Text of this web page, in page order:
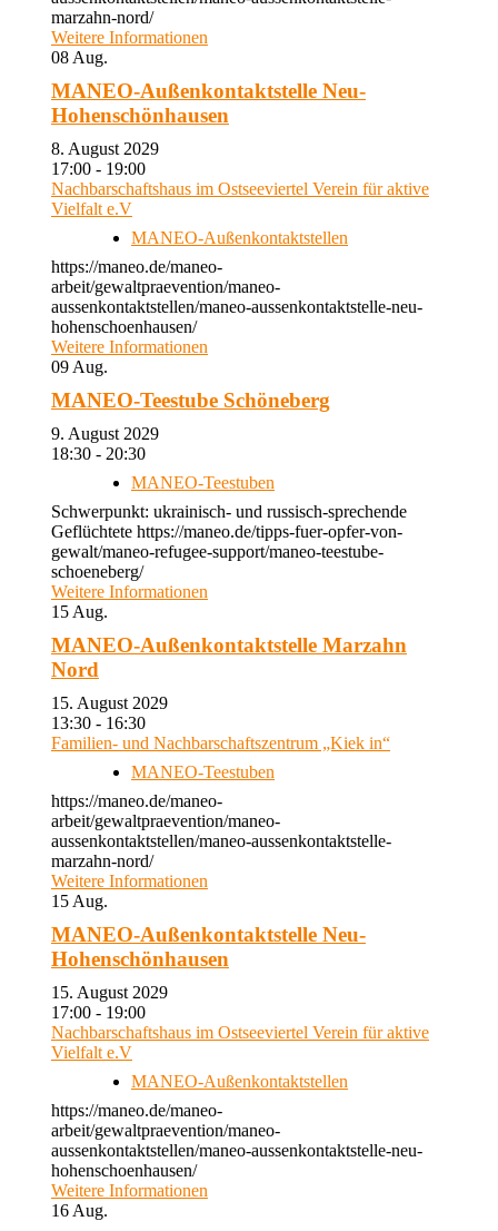
marzahn-nord/
Weitere Informationen
08 Aug.
MANEO-Außenkontaktstelle Neu-
Hohenschönhausen
8. August 2029
17:00 - 19:00
Nachbarschaftshaus im Ostseeviertel Verein für aktive
Vielfalt e.V
MANEO-Außenkontaktstellen
https://maneo.de/maneo-
arbeit/gewaltpraevention/maneo-
aussenkontaktstellen/maneo-aussenkontaktstelle-neu-
hohenschoenhausen/
Weitere Informationen
09 Aug.
MANEO-Teestube Schöneberg
9. August 2029
18:30 - 20:30
MANEO-Teestuben
Schwerpunkt: ukrainisch- und russisch-sprechende
Geflüchtete https://maneo.de/tipps-fuer-opfer-von-
gewalt/maneo-refugee-support/maneo-teestube-
schoeneberg/
Weitere Informationen
15 Aug.
MANEO-Außenkontaktstelle Marzahn
Nord
15. August 2029
13:30 - 16:30
Familien- und Nachbarschaftszentrum „Kiek in“
MANEO-Teestuben
https://maneo.de/maneo-
arbeit/gewaltpraevention/maneo-
aussenkontaktstellen/maneo-aussenkontaktstelle-
marzahn-nord/
Weitere Informationen
15 Aug.
MANEO-Außenkontaktstelle Neu-
Hohenschönhausen
15. August 2029
17:00 - 19:00
Nachbarschaftshaus im Ostseeviertel Verein für aktive
Vielfalt e.V
MANEO-Außenkontaktstellen
https://maneo.de/maneo-
arbeit/gewaltpraevention/maneo-
aussenkontaktstellen/maneo-aussenkontaktstelle-neu-
hohenschoenhausen/
Weitere Informationen
16 Aug.